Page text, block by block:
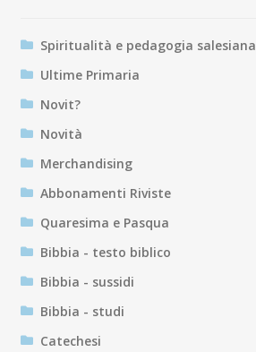
Spiritualità e pedagogia salesiana
Ultime Primaria
Novit?
Novità
Merchandising
Abbonamenti Riviste
Quaresima e Pasqua
Bibbia - testo biblico
Bibbia - sussidi
Bibbia - studi
Catechesi